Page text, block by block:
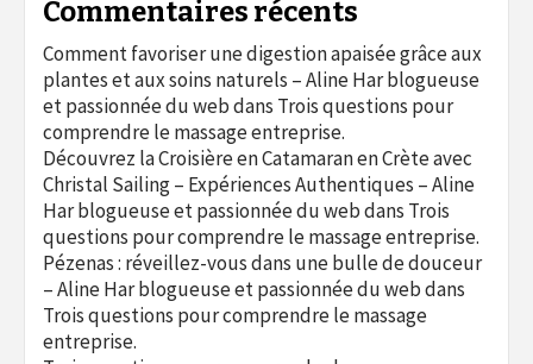
Commentaires récents
Comment favoriser une digestion apaisée grâce aux
plantes et aux soins naturels – Aline Har blogueuse
et passionnée du webdans Trois questions pour
comprendre le massage entreprise.
Découvrez la Croisière en Catamaran en Crète avec
Christal Sailing – Expériences Authentiques – Aline
Har blogueuse et passionnée du webdans Trois
questions pour comprendre le massage entreprise.
Pézenas : réveillez-vous dans une bulle de douceur
– Aline Har blogueuse et passionnée du webdans
Trois questions pour comprendre le massage
entreprise.